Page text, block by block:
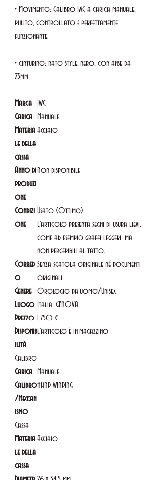
• Movimento: Calibro IWC a carica manuale,
pulito, controllato e perfettamente
funzionante.
• cinturino: nato style, nero, con anse da
23mm
Marca
IWC
Carica
Manuale
Materia
le della
cassa
Acciaio
Anno di
produzi
one
Non disponibile
Condizi
one
Usato (Ottimo)
L'articolo presenta segni di usura lievi,
come ad esempio graffi leggeri, ma
non percepibili al tatto.
Corred
o
Senza scatola originale né documenti
originali
Genere
Orologio da uomo/Unisex
Luogo Italia, GENOVA
Prezzo 1.750 €
Disponib
ilità
L'articolo è in magazzino
Calibro
Carica
Manuale
Calibro
/Meccan
ismo
HAND WINDING
Cassa
Materia
le della
cassa
Acciaio